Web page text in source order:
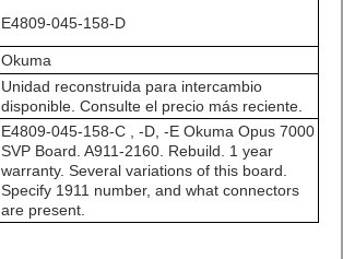
E4809-045-158-D
Okuma
Unidad reconstruida para intercambio
disponible. Consulte el precio más reciente.
E4809-045-158-C , -D, -E Okuma Opus 7000
SVP Board. A911-2160. Rebuild. 1 year
warranty. Several variations of this board.
Specify 1911 number, and what connectors
are present.